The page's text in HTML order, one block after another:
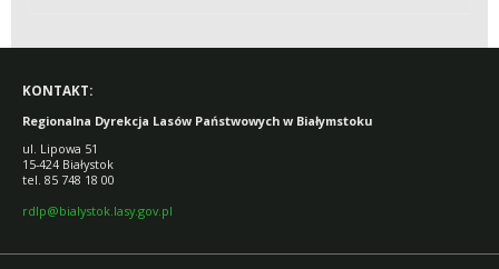
KONTAKT:
Regionalna Dyrekcja Lasów Państwowych w Białymstoku
ul. Lipowa 51
15-424 Białystok
tel. 85 748 18 00
rdlp@bialystok.lasy.gov.pl